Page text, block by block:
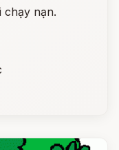
chạy nạn.